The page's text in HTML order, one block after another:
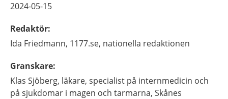
2024-05-15
Redaktör:
Ida Friedmann, 1177.se, nationella redaktionen
Granskare:
Klas Sjöberg, läkare, specialist på internmedicin och
på sjukdomar i magen och tarmarna, Skånes